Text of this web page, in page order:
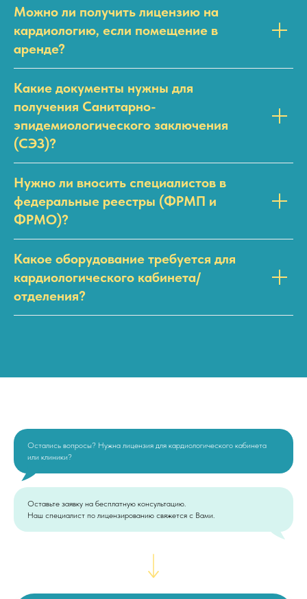
Можно ли получить лицензию на
кардиологию, если помещение в
аренде?
Какие документы нужны для
получения Санитарно-
эпидемиологического заключения
(СЭЗ)?
Нужно ли вносить специалистов в
федеральные реестры (ФРМП и
ФРМО)?
Какое оборудование требуется для
кардиологического кабинета/
отделения?
Остались вопросы? Нужна лицензия для кардиологического кабинета
или клиники?
Оставьте заявку на бесплатную консультацию.
Наш специалист по лицензированию свяжется с Вами.